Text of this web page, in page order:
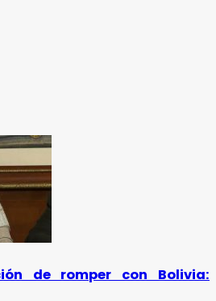
de romper con Bolivia: